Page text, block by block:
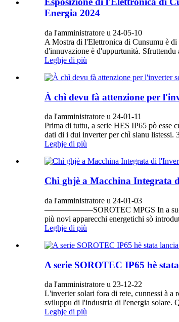
Energia 2024
da l'amministratore u 24-05-10
A Mostra di l'Elettronica di Cunsumu è
d'innuvazione è d'uppurtunità.
Leghje di più
À chì devu fà attenzione per
da l'amministratore u 24-01-11
Prima di tuttu, a serie HES IP65 pò esse
dati di i dui inverter per chì sianu listessi.
Leghje di più
Chì ghjè a Macchina Integrata
da l'amministratore u 24-01-03
——————SOROTEC MPGS In a sucietà
più novi apparecchi energetichi sò
Leghje di più
A serie SOROTEC IP65 hè
da l'amministratore u 23-12-22
L'inverter solari fora di rete, cunnessi à
sviluppu di l'industria di l'energia solare.
Leghje di più